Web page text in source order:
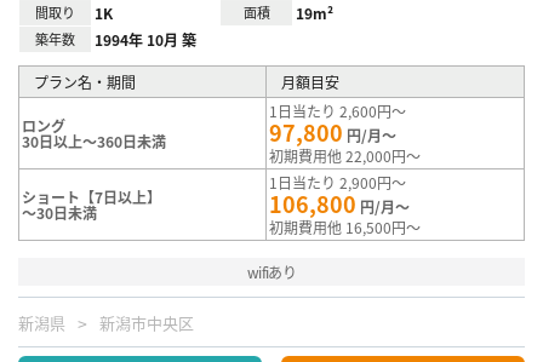
間取り 1K 面積 19m²
築年数 1994年 10月 築
プラン名・期間 月額目安
ロング
30日以上～360日未満
1日当たり 2,600円～
97,800 円/月～
初期費用他 22,000円～
ショート【7日以上】
～30日未満
1日当たり 2,900円～
106,800 円/月～
初期費用他 16,500円～
wifiあり
新潟県 新潟市中央区